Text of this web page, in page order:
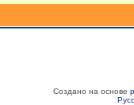
Создано на основе